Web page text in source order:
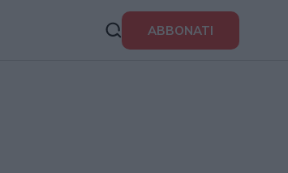
ABBONATI